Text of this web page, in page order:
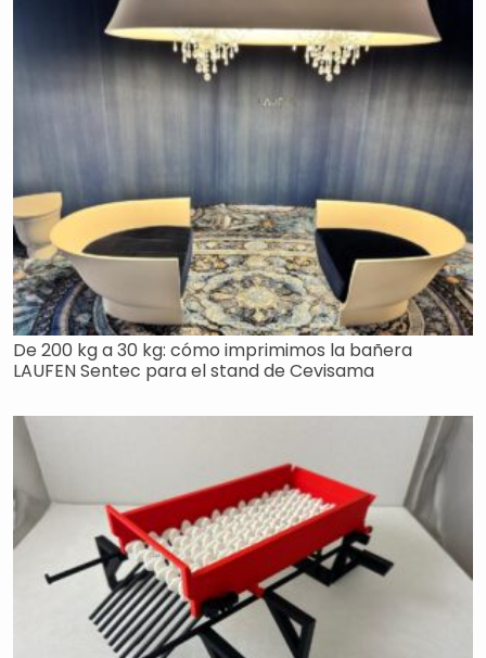
De 200 kg a 30 kg: cómo imprimimos la bañera
LAUFEN Sentec para el stand de Cevisama